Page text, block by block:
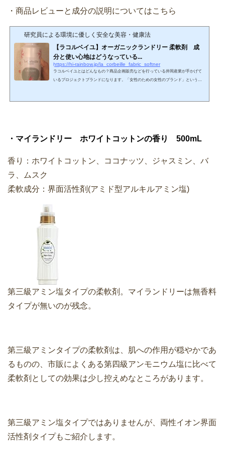
・商品レビューと成分の説明についてはこちら
研究員による環境に優しく安全な美容・健康法
【ラコルベイユ】オーガニックランドリー 柔軟剤 成
分と使い心地はどうなっている...
https://hi-rainbow.jp/la_corbeille_fabric_softner
ラコルベイユとはどんなもの？商品企画販売などを行っている井岡産業が手かげて
いるプロジェクトブランドになります。「女性のための女性のブランド」というコ
・マイランドリー ホワイトコットンの香り 500mL
香り：ホワイトコットン、ココナッツ、ジャスミン、バ
ラ、ムスク
柔軟成分：界面活性剤(アミド型アルキルアミン塩)
第三級アミン塩タイプの柔軟剤。マイランドリーは無香料
タイプが無いのが残念。
第三級アミンタイプの柔軟剤は、肌への作用が穏やかであ
るものの、市販によくある第四級アンモニウム塩に比べて
柔軟剤としての効果は少し控えめなところがあります。
第三級アミン塩タイプではありませんが、両性イオン界面
活性剤タイプもご紹介します。